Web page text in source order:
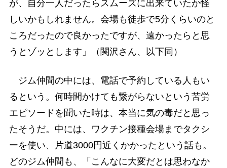
が、自分一人だったらスムーズに出来ていたか怪
しいかもしれません。会場も徒歩で5分くらいのと
ころだったので良かったですが、遠かったらと思
うとゾッとします」（関沢さん、以下同）
ジム仲間の中には、電話で予約している人もい
るという。何時間かけても繋がらないという苦労
エピソードを聞いた時は、本当に気の毒だと思っ
たそうだ。中には、ワクチン接種会場までタクシ
ーを使い、片道3000円近くかかったという話も。
どのジム仲間も、「こんなに大変だとは思わなか